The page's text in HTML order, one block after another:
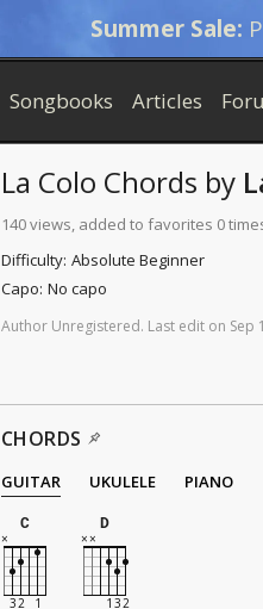
Summer Sale:
Songbooks Articles
La Colo Chords by
140 views, added to favorites 0
Difficulty: Absolute Beginner
Capo: No capo
Author Unregistered. Last edit on Sep
CHORDS
GUITAR UKULELE
PIANO
C
D